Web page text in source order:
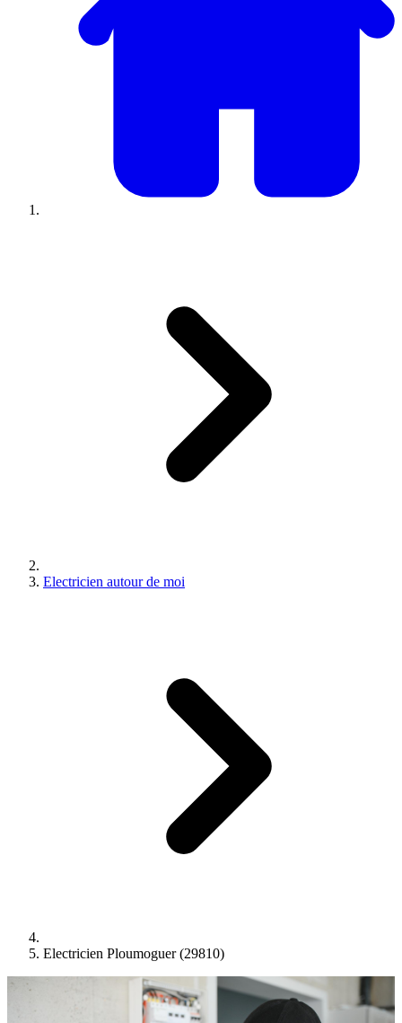
Electricien autour de moi
Electricien Ploumoguer (29810)